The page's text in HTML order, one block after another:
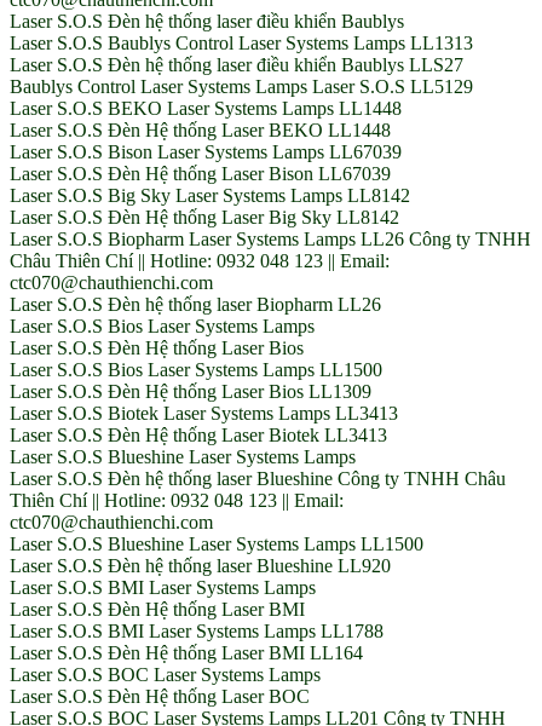
Laser S.O.S Đèn hệ thống laser điều khiển Baublys
Laser S.O.S Baublys Control Laser Systems Lamps LL1313
Laser S.O.S Đèn hệ thống laser điều khiển Baublys LLS27
Baublys Control Laser Systems Lamps Laser S.O.S LL5129
Laser S.O.S BEKO Laser Systems Lamps LL1448
Laser S.O.S Đèn Hệ thống Laser BEKO LL1448
Laser S.O.S Bison Laser Systems Lamps LL67039
Laser S.O.S Đèn Hệ thống Laser Bison LL67039
Laser S.O.S Big Sky Laser Systems Lamps LL8142
Laser S.O.S Đèn Hệ thống Laser Big Sky LL8142
Laser S.O.S Biopharm Laser Systems Lamps LL26 Công ty TNHH
Châu Thiên Chí || Hotline: 0932 048 123 || Email:
ctc070@chauthienchi.com
Laser S.O.S Đèn hệ thống laser Biopharm LL26
Laser S.O.S Bios Laser Systems Lamps
Laser S.O.S Đèn Hệ thống Laser Bios
Laser S.O.S Bios Laser Systems Lamps LL1500
Laser S.O.S Đèn Hệ thống Laser Bios LL1309
Laser S.O.S Biotek Laser Systems Lamps LL3413
Laser S.O.S Đèn Hệ thống Laser Biotek LL3413
Laser S.O.S Blueshine Laser Systems Lamps
Laser S.O.S Đèn hệ thống laser Blueshine Công ty TNHH Châu
Thiên Chí || Hotline: 0932 048 123 || Email:
ctc070@chauthienchi.com
Laser S.O.S Blueshine Laser Systems Lamps LL1500
Laser S.O.S Đèn hệ thống laser Blueshine LL920
Laser S.O.S BMI Laser Systems Lamps
Laser S.O.S Đèn Hệ thống Laser BMI
Laser S.O.S BMI Laser Systems Lamps LL1788
Laser S.O.S Đèn Hệ thống Laser BMI LL164
Laser S.O.S BOC Laser Systems Lamps
Laser S.O.S Đèn Hệ thống Laser BOC
Laser S.O.S BOC Laser Systems Lamps LL201 Công ty TNHH